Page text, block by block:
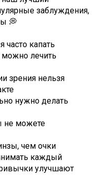
заблуждения,
💭
часто капать
можно лечить
зрения нельзя
нужно делать
не можете
чем очки
каждый
улучшают